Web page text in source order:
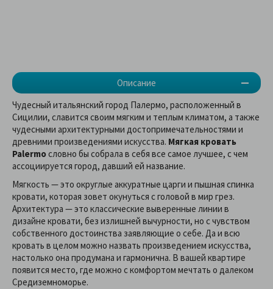
Описание
Чудесный итальянский город Палермо, расположенный в
Сицилии, славится своим мягким и теплым климатом, а также
чудесными архитектурными достопримечательностями и
древними произведениями искусства. Мягкая кровать
Palermoсловно бы собрала в себя все самое лучшее, с чем
ассоциируется город, давший ей название.
Мягкость — это округлые аккуратные царги и пышная спинка
кровати, которая зовет окунуться с головой в мир грез.
Архитектура — это классические выверенные линии в
дизайне кровати, без излишней вычурности, но с чувством
собственного достоинства заявляющие о себе. Да и всю
кровать в целом можно назвать произведением искусства,
настолько она продумана и гармонична. В вашей квартире
появится место, где можно с комфортом мечтать о далеком
Средиземноморье.